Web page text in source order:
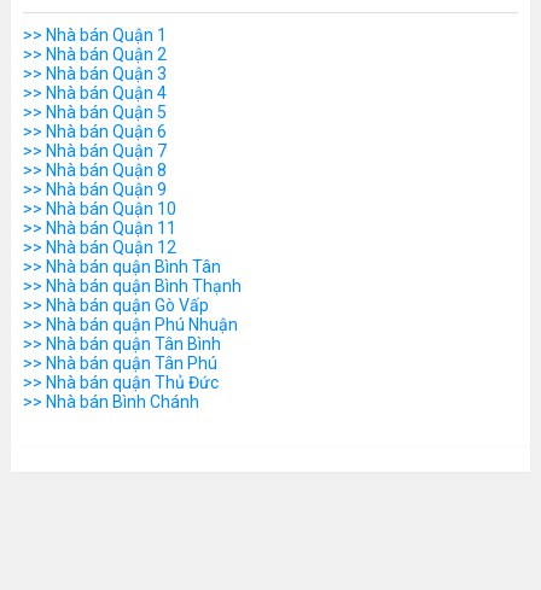
>> Nhà bán Quận 1
>> Nhà bán Quận 2
>> Nhà bán Quận 3
>> Nhà bán Quận 4
>> Nhà bán Quận 5
>> Nhà bán Quận 6
>> Nhà bán Quận 7
>> Nhà bán Quận 8
>> Nhà bán Quận 9
>> Nhà bán Quận 10
>> Nhà bán Quận 11
>> Nhà bán Quận 12
>> Nhà bán quận Bình Tân
>> Nhà bán quận Bình Thạnh
>> Nhà bán quận Gò Vấp
>> Nhà bán quận Phú Nhuận
>> Nhà bán quận Tân Bình
>> Nhà bán quận Tân Phú
>> Nhà bán quận Thủ Đức
>> Nhà bán Bình Chánh